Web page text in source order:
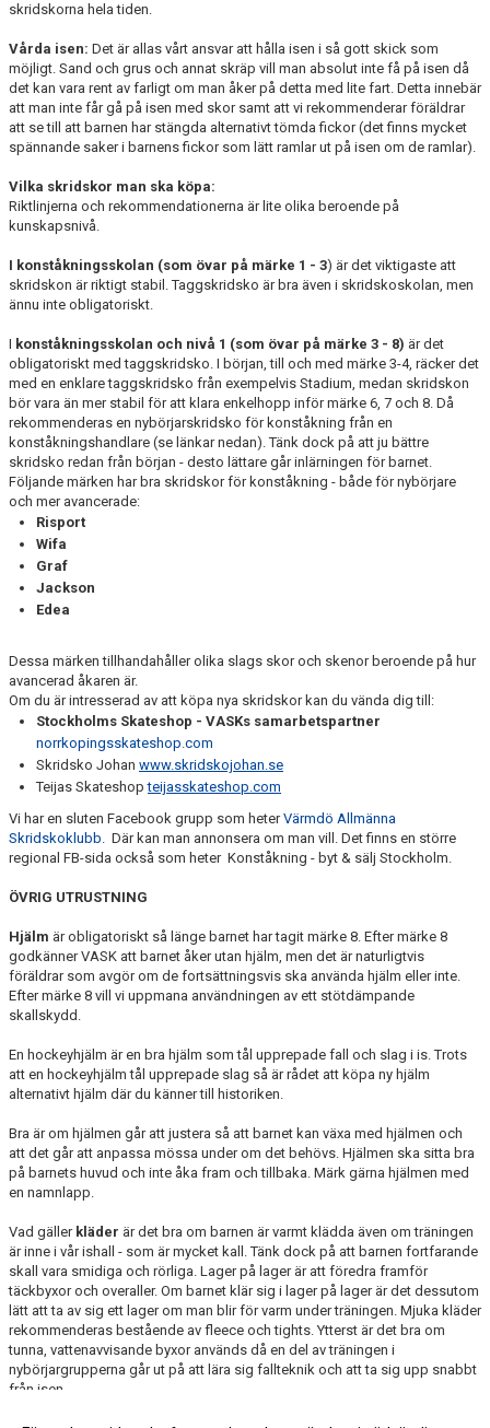
skridskorna hela tiden.
Vårda isen: Det är allas vårt ansvar att hålla isen i så gott skick som
möjligt. Sand och grus och annat skräp vill man absolut inte få på isen då
det kan vara rent av farligt om man åker på detta med lite fart. Detta innebär
att man inte får gå på isen med skor samt att vi rekommenderar föräldrar
att se till att barnen har stängda alternativt tömda fickor (det finns mycket
spännande saker i barnens fickor som lätt ramlar ut på isen om de ramlar).
Vilka skridskor man ska köpa:
Riktlinjerna och rekommendationerna är lite olika beroende på
kunskapsnivå.
I konståkningsskolan (som övar på märke 1 - 3) är det viktigaste att
skridskon är riktigt stabil. Taggskridsko är bra även i skridskoskolan, men
ännu inte obligatoriskt.
I konståkningsskolan och nivå 1 (som övar på märke 3 - 8) är det
obligatoriskt med taggskridsko. I början, till och med märke 3-4, räcker det
med en enklare taggskridsko från exempelvis Stadium, medan skridskon
bör vara än mer stabil för att klara enkelhopp inför märke 6, 7 och 8. Då
rekommenderas en nybörjarskridsko för konståkning från en
konståkningshandlare (se länkar nedan). Tänk dock på att ju bättre
skridsko redan från början - desto lättare går inlärningen för barnet.
Följande märken har bra skridskor för konståkning - både för nybörjare
och mer avancerade:
Risport
Wifa
Graf
Jackson
Edea
Dessa märken tillhandahåller olika slags skor och skenor beroende på hur
avancerad åkaren är.
Om du är intresserad av att köpa nya skridskor kan du vända dig till:
Stockholms Skateshop - VASKs samarbetspartner
norrkopingsskateshop.com
Skridsko Johan www.skridskojohan.se
Teijas Skateshopteijasskateshop.com
Vi har en sluten Facebook grupp som heterVärmdö Allmänna
Skridskoklubb. Där kan man annonsera om man vill. Det finns en större
regional FB-sida också som heter Konståkning - byt & sälj Stockholm.
ÖVRIG UTRUSTNING
Hjälm är obligatoriskt så länge barnet har tagit märke 8. Efter märke 8
godkänner VASK att barnet åker utan hjälm, men det är naturligtvis
föräldrar som avgör om de fortsättningsvis ska använda hjälm eller inte.
Efter märke 8 vill vi uppmana användningen av ett stötdämpande
skallskydd.
En hockeyhjälm är en bra hjälm som tål upprepade fall och slag i is. Trots
att en hockeyhjälm tål upprepade slag så är rådet att köpa ny hjälm
alternativt hjälm där du känner till historiken.
Bra är om hjälmen går att justera så att barnet kan växa med hjälmen och
att det går att anpassa mössa under om det behövs. Hjälmen ska sitta bra
på barnets huvud och inte åka fram och tillbaka. Märk gärna hjälmen med
en namnlapp.
Vad gäller kläder är det bra om barnen är varmt klädda även om träningen
är inne i vår ishall - som är mycket kall. Tänk dock på att barnen fortfarande
skall vara smidiga och rörliga. Lager på lager är att föredra framför
täckbyxor och overaller. Om barnet klär sig i lager på lager är det dessutom
lätt att ta av sig ett lager om man blir för varm under träningen. Mjuka kläder
rekommenderas bestående av fleece och tights. Ytterst är det bra om
tunna, vattenavvisande byxor används då en del av träningen i
nybörjargrupperna går ut på att lära sig fallteknik och att ta sig upp snabbt
från isen.